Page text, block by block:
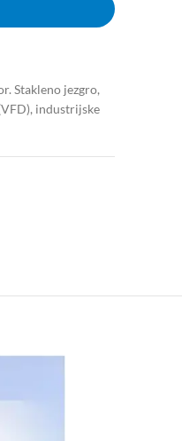
Stakleno jezgro,
industrijske